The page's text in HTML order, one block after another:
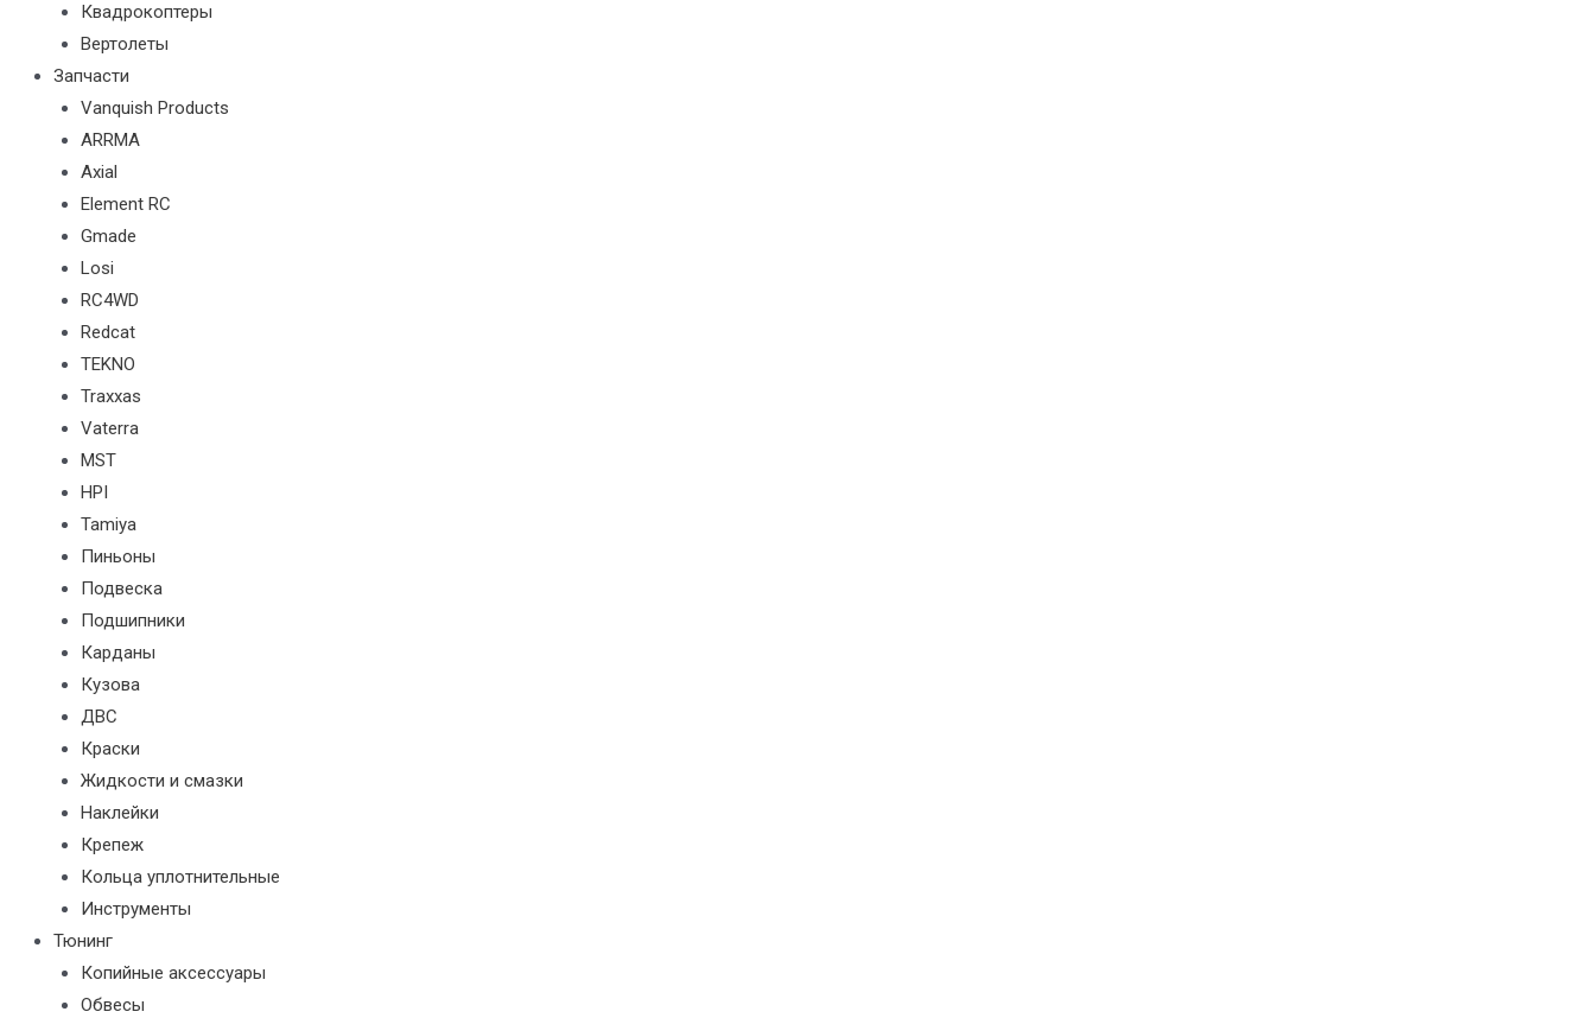
Квадрокоптеры
Вертолеты
Запчасти
Vanquish Products
ARRMA
Axial
Element RC
Gmade
Losi
RC4WD
Redcat
TEKNO
Traxxas
Vaterra
MST
HPI
Tamiya
Пиньоны
Подвеска
Подшипники
Карданы
Кузова
ДВС
Краски
Жидкости и смазки
Наклейки
Крепеж
Кольца уплотнительные
Инструменты
Тюнинг
Копийные аксессуары
Обвесы